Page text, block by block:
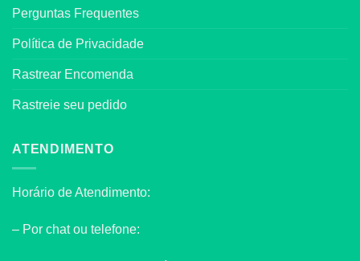
Perguntas Frequentes
Política de Privacidade
Rastrear Encomenda
Rastreie seu pedido
ATENDIMENTO
Horário de Atendimento:
– Por chat ou telefone: